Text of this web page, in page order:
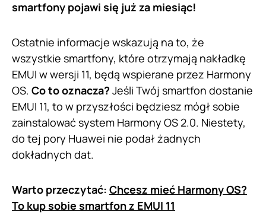
smartfony pojawi się już za miesiąc!
Ostatnie informacje wskazują na to, że
wszystkie smartfony, które otrzymają nakładkę
EMUI w wersji 11, będą wspierane przez Harmony
OS. Co to oznacza? Jeśli Twój smartfon dostanie
EMUI 11, to w przyszłości będziesz mógł sobie
zainstalować system Harmony OS 2.0. Niestety,
do tej pory Huawei nie podał żadnych
dokładnych dat.
Warto przeczytać: Chcesz mieć Harmony OS?
To kup sobie smartfon z EMUI 11